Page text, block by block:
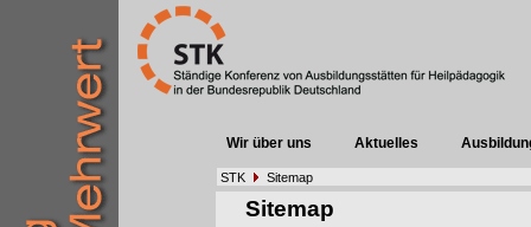
Wir über uns Aktuelles
STK Sitemap
Sitemap